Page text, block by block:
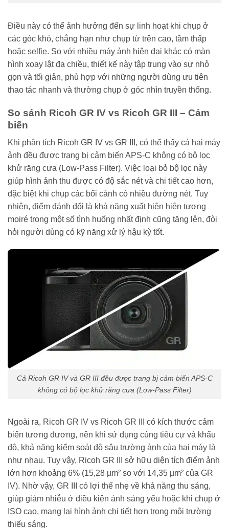
Điều này có thể ảnh hưởng đến sự linh hoạt khi chụp ở
các góc khó, chẳng hạn như chụp từ trên cao, tầm thấp
hoặc selfie. So với nhiều máy ảnh hiện đại khác có màn
hình xoay lật đa chiều, thiết kế này tập trung vào sự nhỏ
gọn và tối giản, phù hợp với những người dùng ưu tiên
thao tác nhanh và thường chụp ở góc nhìn truyền thống.
So sánh Ricoh GR IV vs Ricoh GR III – Cảm
biến
Khi phân tích Ricoh GR IV vs GR III, có thể thấy cả hai máy
ảnh đều được trang bị cảm biến APS-C không có bộ lọc
khử răng cưa (Low-Pass Filter). Việc loại bỏ bộ lọc này
giúp hình ảnh thu được có độ sắc nét và chi tiết cao hơn,
đặc biệt khi chụp các bối cảnh có nhiều đường nét. Tuy
nhiên, điểm đánh đổi là khả năng xuất hiện hiện tượng
moiré trong một số tình huống nhất định cũng tăng lên, đòi
hỏi người dùng có kỹ năng xử lý hậu kỳ tốt.
Cả Ricoh GR IV và GR III đều được trang bị cảm biến APS-C
không có bộ lọc khử răng cưa (Low-Pass Filter)
Ngoài ra, Ricoh GR IV vs Ricoh GR III có kích thước cảm
biến tương đương, nên khi sử dụng cùng tiêu cự và khẩu
độ, khả năng kiểm soát độ sâu trường ảnh của hai máy là
như nhau. Tuy vậy, Ricoh GR III sở hữu diện tích điểm ảnh
lớn hơn khoảng 6% (15,28 µm² so với 14,35 µm² của GR
IV). Nhờ vậy, GR III có lợi thế nhẹ về khả năng thu sáng,
giúp giảm nhiễu ở điều kiện ánh sáng yếu hoặc khi chụp ở
ISO cao, mang lại hình ảnh chi tiết hơn trong môi trường
thiếu sáng.